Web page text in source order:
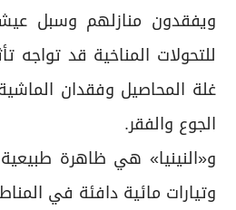
ويفقدون منازلهم وسبل
للتحولات المناخية قد تواجه
غلة المحاصيل وفقدان
الجوع والفقر.
وتيارات مائية دافئة في